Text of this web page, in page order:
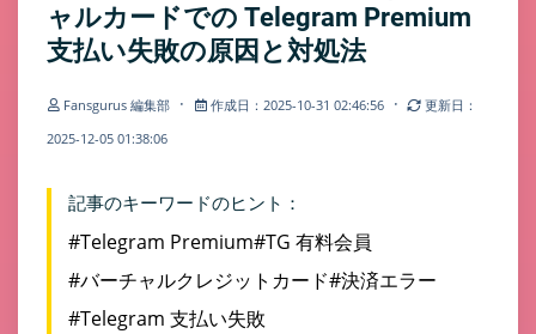
ャルカードでの Telegram Premium
支払い失敗の原因と対処法
Fansgurus 編集部 · 作成日：2025-10-31 02:46:56 ·
更新日：
2025-12-05 01:38:06
記事のキーワードのヒント：
#Telegram Premium#TG 有料会員
#バーチャルクレジットカード#決済エラー
#Telegram 支払い失敗